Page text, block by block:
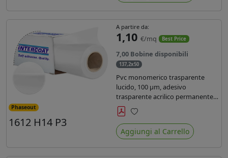
Phaseout
1612 H14 P3
A partire da:
1,10 €/mq Best Price
7,00 Bobine disponibili
137,2x50
Pvc monomerico trasparente
lucido, 100 µm, adesivo
trasparente acrilico permanente
durata 3 anni, liner in carta kraft
monosiliconata da 135 gr, REACH
compliant per stampa con
inchiostri solvente ecosolvente uv
Preferiti
Aggiungi al Carrello